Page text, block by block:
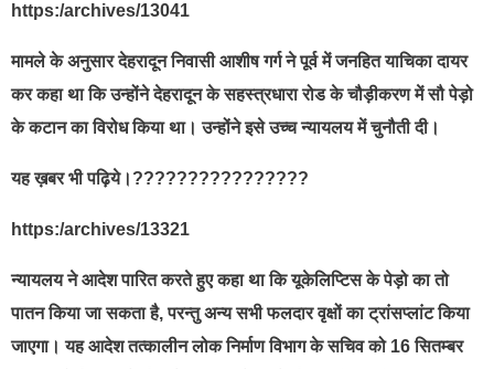
https:/archives/13041
मामले के अनुसार देहरादून निवासी आशीष गर्ग ने पूर्व में जनहित याचिका दायर
कर कहा था कि उन्होंने देहरादून के सहस्त्रधारा रोड के चौड़ीकरण में सौ पेड़ो
के कटान का विरोध किया था। उन्होंने इसे उच्च न्यायलय में चुनौती दी।
यह ख़बर भी पढ़िये।????????????????
https:/archives/13321
न्यायलय ने आदेश पारित करते हुए कहा था कि यूकेलिप्टिस के पेड़ो का तो
पातन किया जा सकता है, परन्तु अन्य सभी फलदार वृक्षों का ट्रांसप्लांट किया
जाएगा। यह आदेश तत्कालीन लोक निर्माण विभाग के सचिव को 16 सितम्बर